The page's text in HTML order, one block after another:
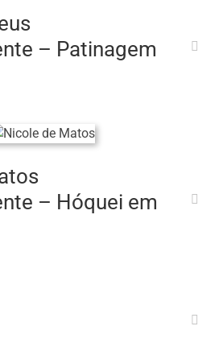
– Patinagem
– Hóquei em